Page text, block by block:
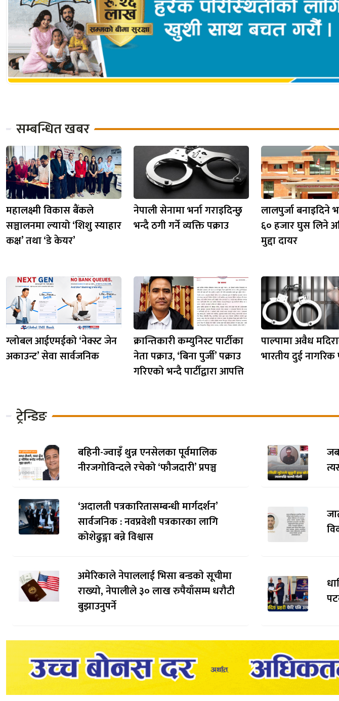
सम्बन्धित खबर
महालक्ष्मी विकास बैंकले
सञ्चालनमा ल्यायो ‘शिशु स्याहार
कक्ष’ तथा ‘डे केयर’
नेपाली सेनामा भर्ना गराइदिन्छु
भन्दै ठगी गर्ने व्यक्ति पक्राउ
लालपुर्जा बनाइदिने
६० हजार घुस लिने
मुद्दा दायर
ग्लोबल आईएमईको ‘नेक्स्ट जेन
अकाउन्ट’ सेवा सार्वजनिक
क्रान्तिकारी कम्युनिस्ट पार्टीका
नेता पक्राउ, ‘बिना पुर्जी’ पक्राउ
गरिएको भन्दै पार्टीद्वारा आपत्ति
पाल्पामा अवैध
भारतीय दुई नागरिक
ट्रेन्डिङ
बहिनी-ज्वाइँ थुन्न एनसेलका पूर्वमालिक
नीरजगोविन्दले रचेको ‘फौजदारी’ प्रपञ्च
‘अदालती पत्रकारितासम्बन्धी मार्गदर्शन’
सार्वजनिक : नवप्रवेशी पत्रकारका लागि
कोशेढुङ्गा बन्ने विश्वास
अमेरिकाले नेपाललाई भिसा बन्डकाे सूचीमा
राख्यो, नेपालीले ३० लाख रुपैयाँसम्म धरौटी
बुझाउनुपर्ने